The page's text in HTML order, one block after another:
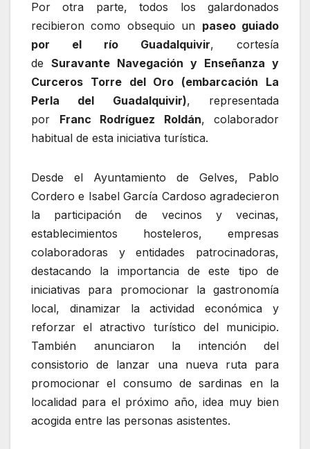
Por otra parte, todos los galardonados
recibieron como obsequio un paseo guiado
por el río Guadalquivir, cortesía
de Suravante Navegación y Enseñanza y
Curceros Torre del Oro (embarcación La
Perla del Guadalquivir), representada
por Franc Rodríguez Roldán, colaborador
habitual de esta iniciativa turística.
Desde el Ayuntamiento de Gelves, Pablo
Cordero e Isabel García Cardoso agradecieron
la participación de vecinos y vecinas,
establecimientos hosteleros, empresas
colaboradoras y entidades patrocinadoras,
destacando la importancia de este tipo de
iniciativas para promocionar la gastronomía
local, dinamizar la actividad económica y
reforzar el atractivo turístico del municipio.
También anunciaron la intención del
consistorio de lanzar una nueva ruta para
promocionar el consumo de sardinas en la
localidad para el próximo año, idea muy bien
acogida entre las personas asistentes.